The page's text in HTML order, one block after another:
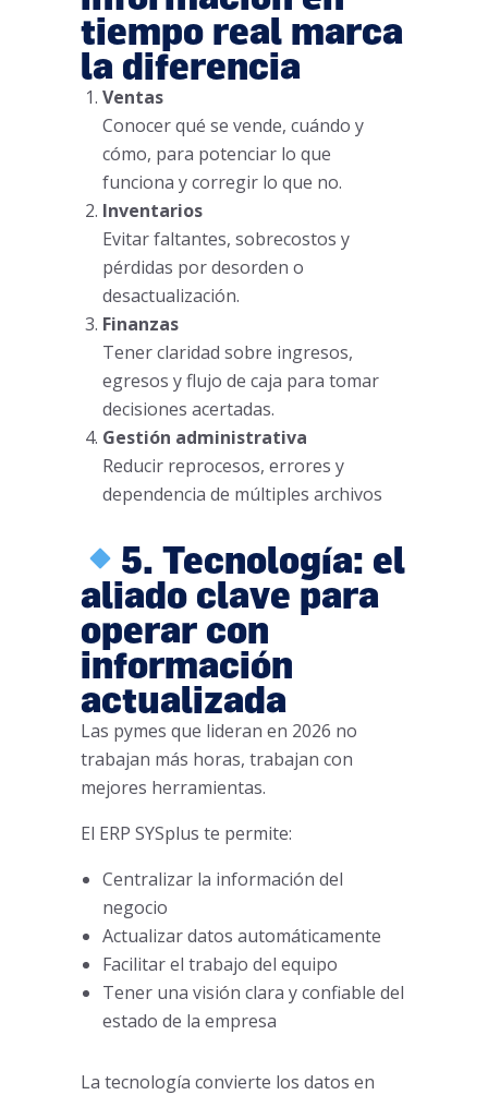
tiempo real marca
la diferencia
Ventas
Conocer qué se vende, cuándo y
cómo, para potenciar lo que
funciona y corregir lo que no.
Inventarios
Evitar faltantes, sobrecostos y
pérdidas por desorden o
desactualización.
Finanzas
Tener claridad sobre ingresos,
egresos y flujo de caja para tomar
decisiones acertadas.
Gestión administrativa
Reducir reprocesos, errores y
dependencia de múltiples archivos
5. Tecnología: el
aliado clave para
operar con
información
actualizada
Las pymes que lideran en 2026 no
trabajan más horas, trabajan con
mejores herramientas.
El ERP SYSplus te permite:
Centralizar la información del
negocio
Actualizar datos automáticamente
Facilitar el trabajo del equipo
Tener una visión clara y confiable del
estado de la empresa
La tecnología convierte los datos en